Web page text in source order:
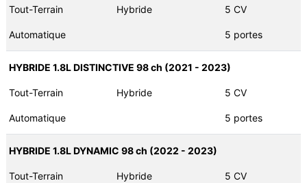
Tout-Terrain Hybride 5 CV
Automatique 5 portes
HYBRIDE 1.8L DISTINCTIVE 98 ch (2021 - 2023)
Tout-Terrain Hybride 5 CV
Automatique 5 portes
HYBRIDE 1.8L DYNAMIC 98 ch (2022 - 2023)
Tout-Terrain Hybride 5 CV